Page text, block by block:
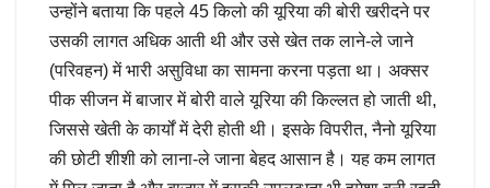
उन्होंने बताया कि पहले 45 किलो की यूरिया की बोरी खरीदने पर
उसकी लागत अधिक आती थी और उसे खेत तक लाने-ले जाने
(परिवहन) में भारी असुविधा का सामना करना पड़ता था। अक्सर
पीक सीजन में बाजार में बोरी वाले यूरिया की किल्लत हो जाती थी,
जिससे खेती के कार्यों में देरी होती थी। इसके विपरीत, नैनो यूरिया
की छोटी शीशी को लाना-ले जाना बेहद आसान है। यह कम लागत